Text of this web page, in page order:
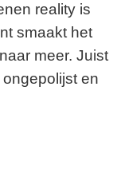
reality is
smaakt het
naar meer. Juist
en